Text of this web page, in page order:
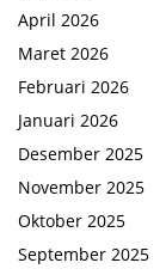
April 2026
Maret 2026
Februari 2026
Januari 2026
Desember 2025
November 2025
Oktober 2025
September 2025